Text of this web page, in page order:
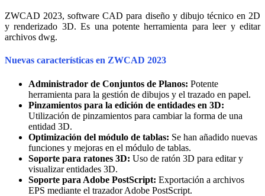
ZWCAD 2023, software CAD para diseño y dibujo técnico en 2D
y renderizado 3D. Es una potente herramienta para leer y editar
archivos dwg.
Nuevas características en ZWCAD 2023
Administrador de Conjuntos de Planos: Potente
herramienta para la gestión de dibujos y el trazado en papel.
Pinzamientos para la edición de entidades en 3D:
Utilización de pinzamientos para cambiar la forma de una
entidad 3D.
Optimización del módulo de tablas: Se han añadido nuevas
funciones y mejoras en el módulo de tablas.
Soporte para ratones 3D: Uso de ratón 3D para editar y
visualizar entidades 3D.
Soporte para Adobe PostScript: Exportación a archivos
EPS mediante el trazador Adobe PostScript.